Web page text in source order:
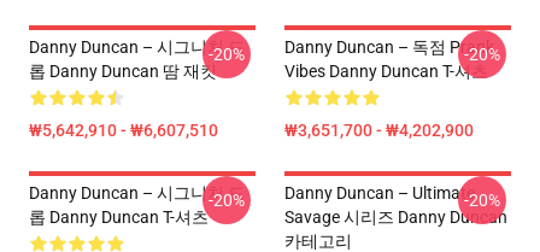
Danny Duncan – 시그니처 드
롭 Danny Duncan 땀 재킷
₩5,642,910 - ₩6,607,510
-20%
Danny Duncan – 독점 Prank
Vibes Danny Duncan T-셔츠
₩3,651,700 - ₩4,202,900
-20%
Danny Duncan – 시그니처 드
롭 Danny Duncan T-셔츠
-20%
Danny Duncan – Ultimate
Savage 시리즈 Danny Duncan
카테고리
-20%